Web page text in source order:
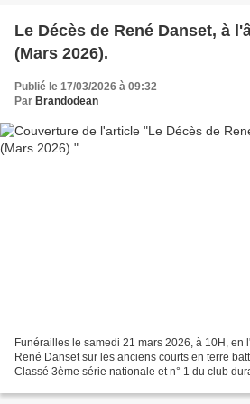
Le Décès de René Danset, à
(Mars 2026).
Publié le 17/03/2026 à 09:32
Par Brandodean
Funérailles le samedi 21 mars 2026, à 10H, en
René Danset sur les anciens courts en terre
Classé 3ème série nationale et n° 1 du club